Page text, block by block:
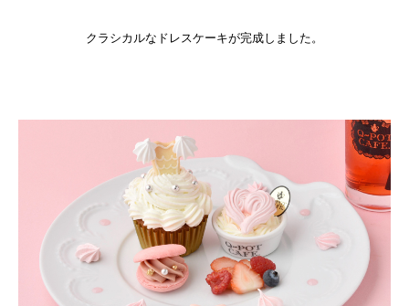
クラシカルなドレスケーキが完成しました。